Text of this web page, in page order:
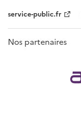
service-public.fr
Nos partenaires